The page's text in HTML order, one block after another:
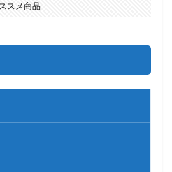
スメ商品